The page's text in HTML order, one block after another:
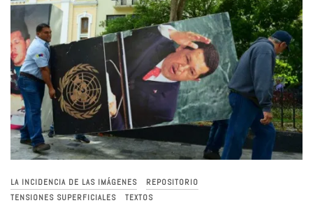
LA INCIDENCIA DE LAS IMÁGENES
REPOSITORIO
TENSIONES SUPERFICIALES
TEXTOS